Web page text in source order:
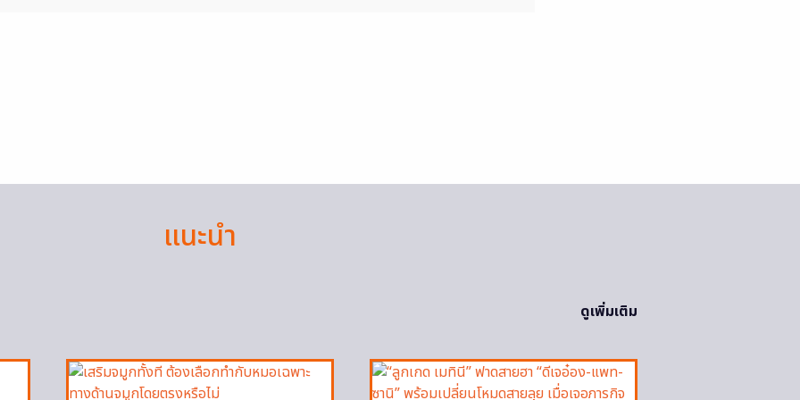
แนะนำ
ดูเพิ่มเติม